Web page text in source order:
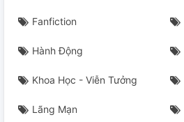
Chap 26
Chap 27
Fanfiction
Hành Động
Khoa Học - Viễn Tưởng
Lãng Mạn